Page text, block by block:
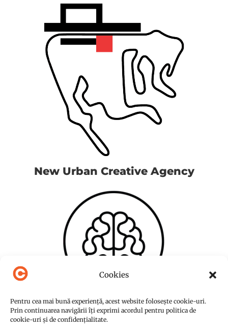
Cookies
Pentru cea mai bună experiență, acest website folosește cookie-uri.
Prin continuarea navigării îți exprimi acordul pentru politica de
cookie-uri și de confidențialitate.
New Urban Creative Agency